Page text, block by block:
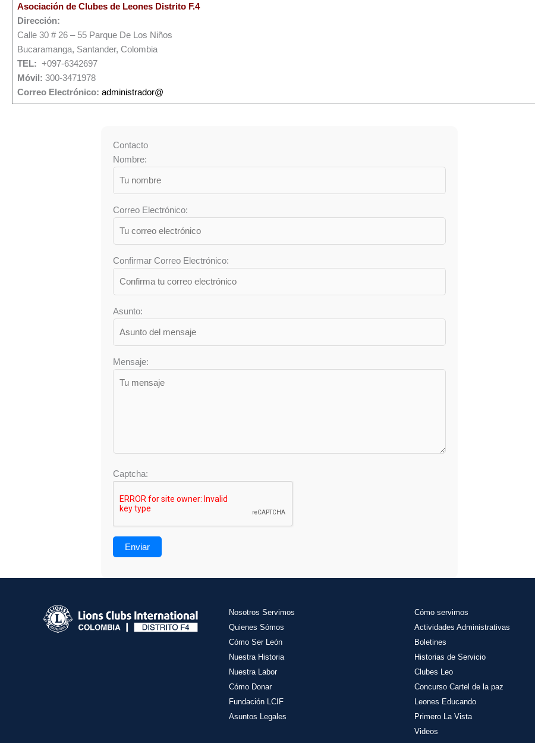
Asociación de Clubes de Leones Distrito F.4
Dirección:
Calle 30 # 26 – 55 Parque De Los Niños
Bucaramanga, Santander, Colombia
TEL: +097-6342697
Móvil: 300-3471978
Correo Electrónico: administrador@
Contacto
Nombre:
Correo Electrónico:
Confirmar Correo Electrónico:
Asunto:
Mensaje:
Captcha:
Enviar
Nosotros Servimos
Quienes Sómos
Cómo Ser León
Nuestra Historia
Nuestra Labor
Cómo Donar
Fundación LCIF
Asuntos Legales
Cómo servimos
Actividades Administrativas
Boletines
Historias de Servicio
Clubes Leo
Concurso Cartel de la paz
Leones Educando
Primero La Vista
Videos